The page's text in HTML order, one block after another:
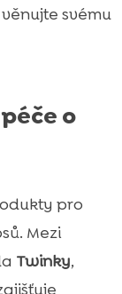
svému
o
pro
Mezi
Twinky,